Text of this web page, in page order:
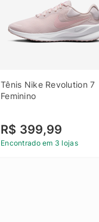
Tênis Nike Revolution 7
Feminino
R$ 399,99
Encontrado em 3 lojas